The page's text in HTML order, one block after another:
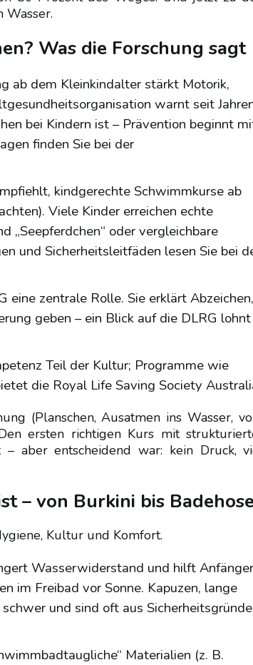
Wasser.
Was die Forschung sagt
ab dem Kleinkindalter stärkt Motorik,
warnt seit
bei Kindern ist – Prävention beginnt
finden Sie bei der
kindgerechte Schwimmkurse ab
Viele Kinder erreichen echte
„Seepferdchen“ oder vergleichbare
und Sicherheitsleitfäden lesen Sie bei
zentrale Rolle. Sie erklärt Abzeichen,
geben – ein Blick auf die DLRG lohnt
Teil der Kultur; Programme wie
die Royal Life Saving Society
(Planschen, Ausatmen ins Wasser,
ersten richtigen Kurs mit
aber entscheidend war: kein Druck,
– von Burkini bis
Kultur und Komfort.
Wasserwiderstand und hilft
im Freibad vor Sonne. Kapuzen, lange
und sind oft aus
Materialien (z. B.